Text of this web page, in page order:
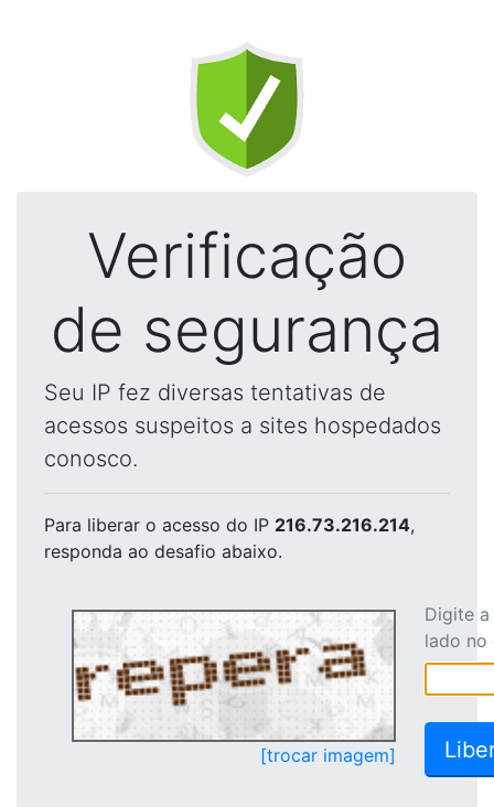
Verificação
de segurança
Seu IP fez diversas tentativas de
acessos suspeitos a sites hospedados
conosco.
Para liberar o acesso do IP 216.73.216.214,
responda ao desafio abaixo.
[trocar imagem]
Digite
lado no